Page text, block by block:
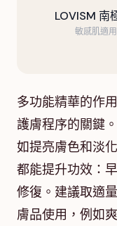
LOVISM 南
敏感肌適
多功能精華的作
護膚程序的關鍵
如提亮膚色和淡
都能提升功效：
修復。建議取適
膚品使用，例如